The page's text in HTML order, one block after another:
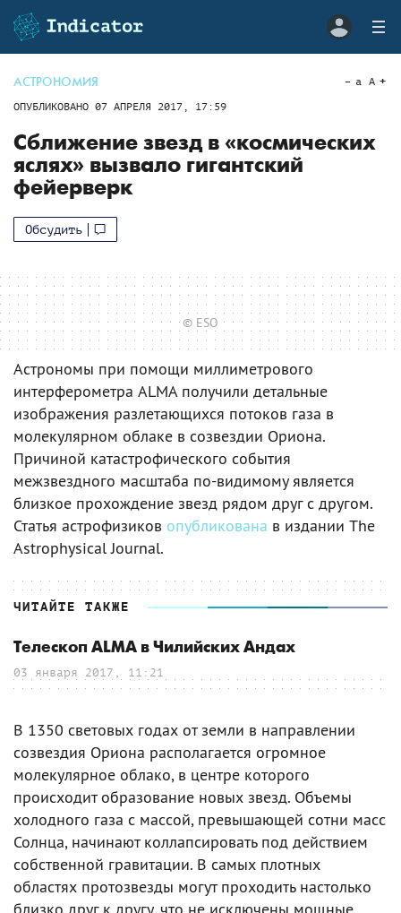
АСТРОНОМИЯ
ОПУБЛИКОВАНО 07 АПРЕЛЯ 2017, 17:59
a A
Сближение звезд в «космических
яслях» вызвало гигантский
фейерверк
Обсудить
© ESO
Астрономы при помощи миллиметрового
интерферометра ALMA получили детальные
изображения разлетающихся потоков газа в
молекулярном облаке в созвездии Ориона.
Причиной катастрофического события
межзвездного масштаба по-видимому является
близкое прохождение звезд рядом друг с другом.
Статья астрофизиков опубликована в издании The
Astrophysical Journal.
ЧИТАЙТЕ ТАКЖЕ
Телескоп ALMA в Чилийских Андах
03 января 2017, 11:21
В 1350 световых годах от земли в направлении
созвездия Ориона располагается огромное
молекулярное облако, в центре которого
происходит образование новых звезд. Объемы
холодного газа с массой, превышающей сотни масс
Солнца, начинают коллапсировать под действием
собственной гравитации. В самых плотных
областях протозвезды могут проходить настолько
близко друг к другу, что не исключены мощные